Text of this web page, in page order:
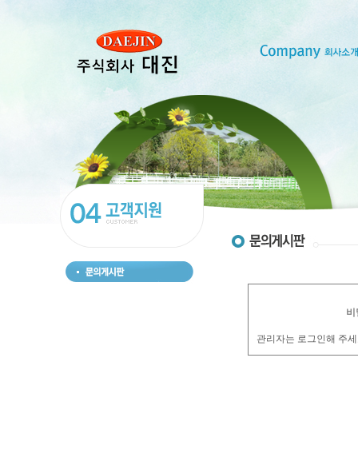
비
관리자는 로그인해 주